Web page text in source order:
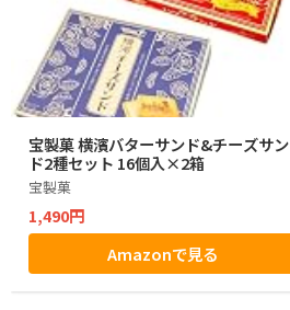
宝製菓 横濱バターサンド&チーズサン
ド2種セット 16個入×2箱
宝製菓
1,490円
Amazonで見る